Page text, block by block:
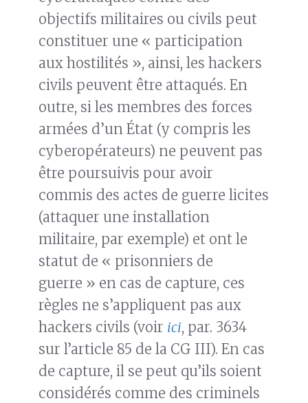
objectifs militaires ou civils peut
constituer une « participation
aux hostilités », ainsi, les hackers
civils peuvent être attaqués. En
outre, si les membres des forces
armées d’un État (y compris les
cyberopérateurs) ne peuvent pas
être poursuivis pour avoir
commis des actes de guerre licites
(attaquer une installation
militaire, par exemple) et ont le
statut de « prisonniers de
guerre » en cas de capture, ces
règles ne s’appliquent pas aux
hackers civils (voir ici, par. 3634
sur l’article 85 de la CG III). En cas
de capture, il se peut qu’ils soient
considérés comme des criminels